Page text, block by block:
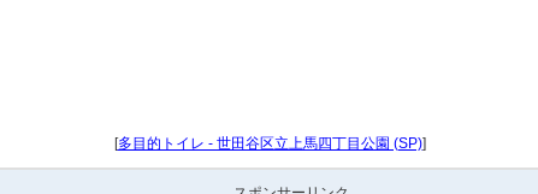
[多目的トイレ - 世田谷区立上馬四丁目公園 (SP)]